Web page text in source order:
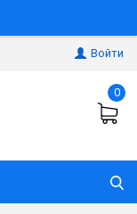
Войти
0